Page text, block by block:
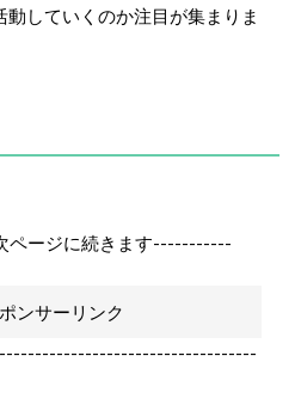
していくのか注目が集まりま
ページに続きます-----------
ンサーリンク